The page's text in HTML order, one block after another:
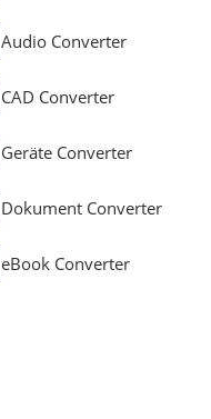
Audio Converter
CAD Converter
Geräte Converter
Dokument Converter
eBook Converter